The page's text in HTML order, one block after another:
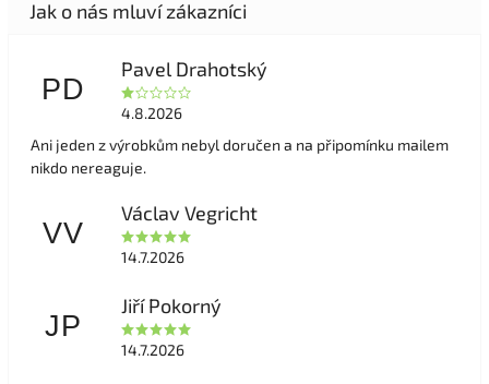
PD
Pavel Drahotský
4.8.2026
Ani jeden z výrobkům nebyl doručen a na připomínku mailem
nikdo nereaguje.
VV
Václav Vegricht
14.7.2026
JP
Jiří Pokorný
14.7.2026